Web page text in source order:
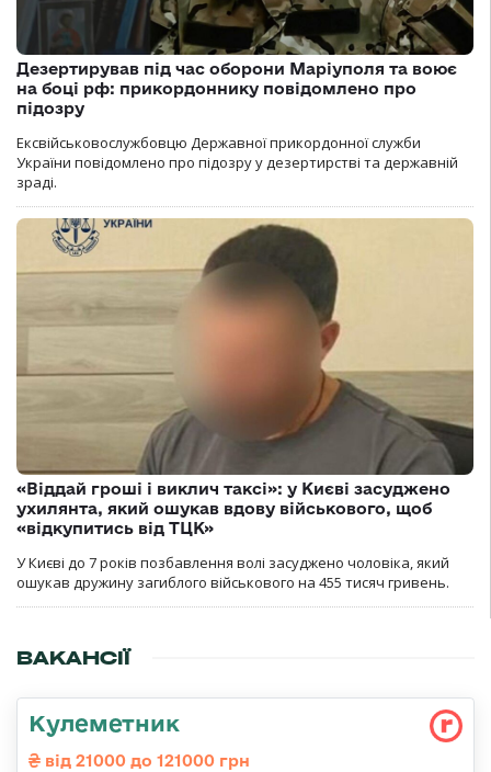
Дезертирував під час оборони Маріуполя та воює
на боці рф: прикордоннику повідомлено про
підозру
Ексвійськовослужбовцю Державної прикордонної служби
України повідомлено про підозру у дезертирстві та державній
зраді.
«Віддай гроші і виклич таксі»: у Києві засуджено
ухилянта, який ошукав вдову військового, щоб
«відкупитись від ТЦК»
У Києві до 7 років позбавлення волі засуджено чоловіка, який
ошукав дружину загиблого військового на 455 тисяч гривень.
ВАКАНСІЇ
Кулеметник
від 21000 до 121000 грн